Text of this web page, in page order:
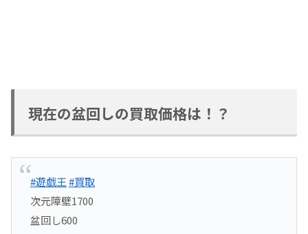
現在の盆回しの買取価格は！？
#遊戯王#買取
次元障壁1700
盆回し600